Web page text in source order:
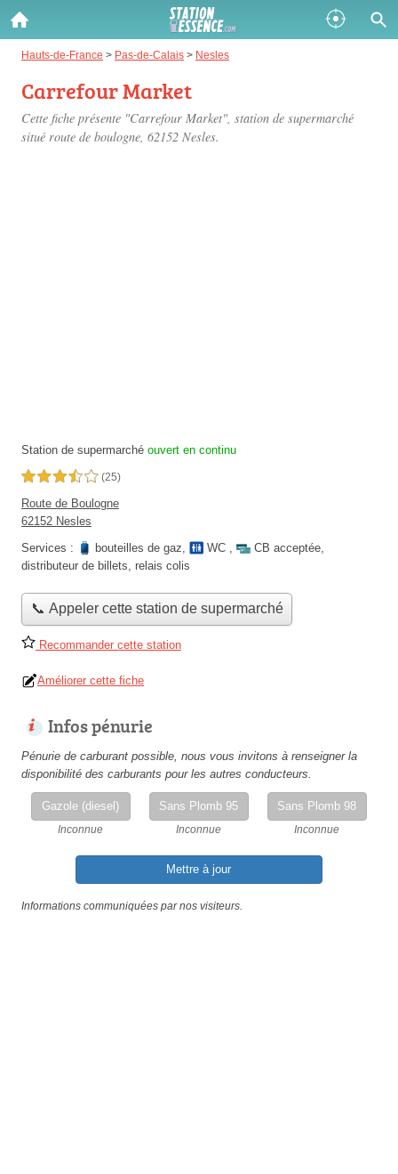
Hauts-de-France > Pas-de-Calais > Nesles
Carrefour Market
Cette fiche présente "Carrefour Market", station de supermarché
situé route de boulogne, 62152 Nesles.
Station de supermarché ouvert en continu
3,5 étoiles sur 5 (25)
Route de Boulogne
62152 Nesles
Services :
bouteilles de gaz, WC , CB acceptée,
distributeur de billets, relais colis
📞 Appeler cette station de supermarché
Recommander cette station
Améliorer cette fiche
Infos pénurie
Pénurie de carburant possible, nous vous invitons à renseigner la
disponibilité des carburants pour les autres conducteurs.
Gazole (diesel)
Inconnue
Sans Plomb 95
Inconnue
Sans Plomb 98
Inconnue
Mettre à jour
Informations communiquées par nos visiteurs.
Gazole :
Disponible
SP 98 :